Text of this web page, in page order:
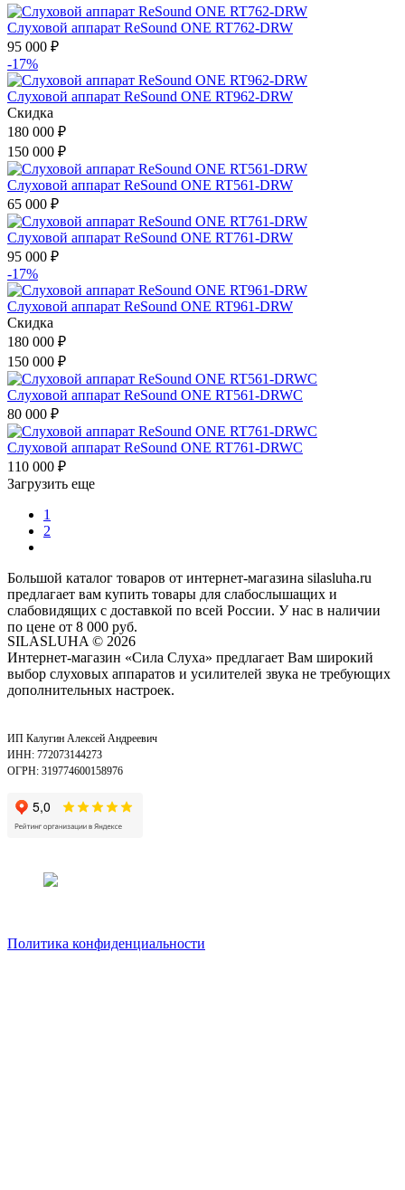
Слуховой аппарат ReSound ONE RT762-DRW
95 000 ₽
-17%
Слуховой аппарат ReSound ONE RT962-DRW
Скидка
180 000 ₽
150 000 ₽
Слуховой аппарат ReSound ONE RT561-DRW
65 000 ₽
Слуховой аппарат ReSound ONE RT761-DRW
95 000 ₽
-17%
Слуховой аппарат ReSound ONE RT961-DRW
Скидка
180 000 ₽
150 000 ₽
Слуховой аппарат ReSound ONE RT561-DRWC
80 000 ₽
Слуховой аппарат ReSound ONE RT761-DRWC
110 000 ₽
Загрузить еще
1
2
Большой каталог товаров от интернет-магазина silasluha.ru
предлагает вам купить товары для слабослышащих и
слабовидящих с доставкой по всей России. У нас в наличии
по цене от 8 000 руб.
SILASLUHA © 2026
Интернет-магазин «Сила Слуха» предлагает Вам широкий
выбор слуховых аппаратов и усилителей звука не требующих
дополнительных настроек.
ИП Калугин Алексей Андреевич
ИНН: 772073144273
ОГРН: 319774600158976
Политика конфиденциальности